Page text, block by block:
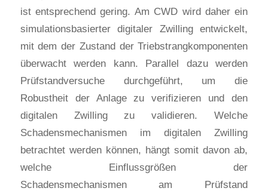
ist entsprechend gering. Am CWD wird daher ein
simulationsbasierter digitaler Zwilling entwickelt,
mit dem der Zustand der Triebstrangkomponenten
überwacht werden kann. Parallel dazu werden
Prüfstandversuche durchgeführt, um die
Robustheit der Anlage zu verifizieren und den
digitalen Zwilling zu validieren. Welche
Schadensmechanismen im digitalen Zwilling
betrachtet werden können, hängt somit davon ab,
welche Einflussgrößen der
Schadensmechanismen am Prüfstand